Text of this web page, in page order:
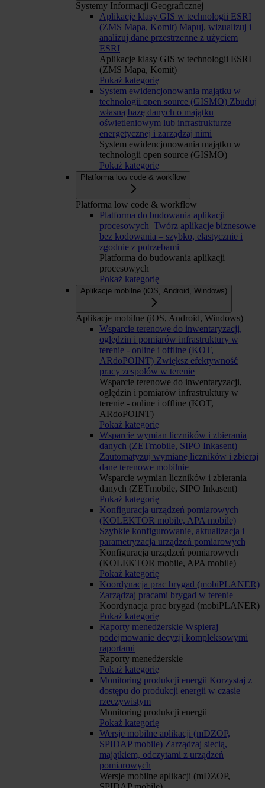
Systemy Informacji Geograficznej
Aplikacje klasy GIS w technologii ESRI
(ZMS Mapa, Komit) Mapuj, wizualizuj i
analizuj dane przestrzenne z użyciem
ESRI
Aplikacje klasy GIS w technologii ESRI
(ZMS Mapa, Komit)
Pokaż kategorię
System ewidencjonowania majątku w
technologii open source (GISMO) Zbuduj
własną bazę danych o majątku
oświetleniowym lub infrastrukturze
energetycznej i zarządzaj nimi
System ewidencjonowania majątku w
technologii open source (GISMO)
Pokaż kategorię
Platforma low code & workflow
Platforma low code & workflow
Platforma do budowania aplikacji
procesowych Twórz aplikacje biznesowe
bez kodowania – szybko, elastycznie i
zgodnie z potrzebami
Platforma do budowania aplikacji
procesowych
Pokaż kategorię
Aplikacje mobilne (iOS, Android, Windows)
Aplikacje mobilne (iOS, Android, Windows)
Wsparcie terenowe do inwentaryzacji,
oględzin i pomiarów infrastruktury w
terenie - online i offline (KOT,
ARdoPOINT) Zwiększ efektywność
pracy zespołów w terenie
Wsparcie terenowe do inwentaryzacji,
oględzin i pomiarów infrastruktury w
terenie - online i offline (KOT,
ARdoPOINT)
Pokaż kategorię
Wsparcie wymian liczników i zbierania
danych (ZETmobile, SIPO Inkasent)
Zautomatyzuj wymianę liczników i zbieraj
dane terenowe mobilnie
Wsparcie wymian liczników i zbierania
danych (ZETmobile, SIPO Inkasent)
Pokaż kategorię
Konfiguracja urządzeń pomiarowych
(KOLEKTOR mobile, APA mobile)
Szybkie konfigurowanie, aktualizacja i
parametryzacja urządzeń pomiarowych
Konfiguracja urządzeń pomiarowych
(KOLEKTOR mobile, APA mobile)
Pokaż kategorię
Koordynacja prac brygad (mobiPLANER)
Zarządzaj pracami brygad w terenie
Koordynacja prac brygad (mobiPLANER)
Pokaż kategorię
Raporty menedżerskie Wspieraj
podejmowanie decyzji kompleksowymi
raportami
Raporty menedżerskie
Pokaż kategorię
Monitoring produkcji energii Korzystaj z
dostępu do produkcji energii w czasie
rzeczywistym
Monitoring produkcji energii
Pokaż kategorię
Wersje mobilne aplikacji (mDZOP,
SPIDAP mobile) Zarządzaj siecią,
majątkiem, odczytami z urządzeń
pomiarowych
Wersje mobilne aplikacji (mDZOP,